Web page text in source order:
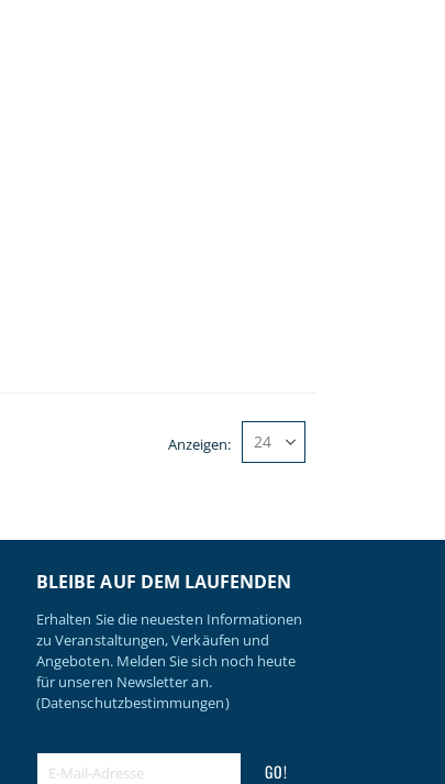
Anzeigen
BLEIBE AUF DEM LAUFENDEN
Erhalten Sie die neuesten Informationen
zu Veranstaltungen, Verkäufen und
Angeboten. Melden Sie sich noch heute
für unseren Newsletter an.
(Datenschutzbestimmungen)
GO!